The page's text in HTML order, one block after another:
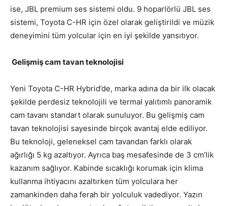
ise, JBL premium ses sistemi oldu. 9 hoparlörlü JBL ses
sistemi, Toyota C-HR için özel olarak geliştirildi ve müzik
deneyimini tüm yolcular için en iyi şekilde yansıtıyor.
Gelişmiş cam tavan teknolojisi
Yeni Toyota C-HR Hybrid’de, marka adına da bir ilk olacak
şekilde perdesiz teknolojili ve termal yalıtımlı panoramik
cam tavanı standart olarak sunuluyor. Bu gelişmiş cam
tavan teknolojisi sayesinde birçok avantaj elde ediliyor.
Bu teknoloji, geleneksel cam tavandan farklı olarak
ağırlığı 5 kg azaltıyor. Ayrıca baş mesafesinde de 3 cm’lik
kazanım sağlıyor. Kabinde sıcaklığı korumak için klima
kullanma ihtiyacını azaltırken tüm yolculara her
zamankinden daha ferah bir yolculuk vadediyor. Yazın